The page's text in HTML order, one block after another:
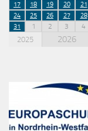
17
18 19 20 21
24
25 26 27 28
31
1 2 3 4
2025 2026